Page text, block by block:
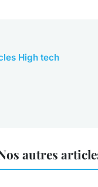
High tech
autres